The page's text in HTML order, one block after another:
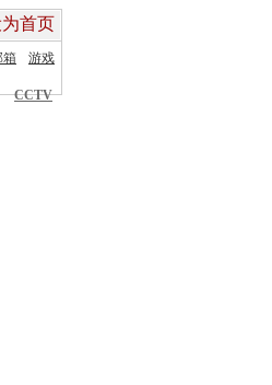
首页
箱 游戏
CCTV